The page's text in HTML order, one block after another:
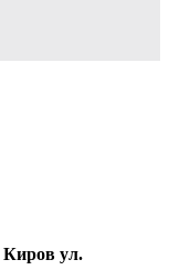
Киров ул.